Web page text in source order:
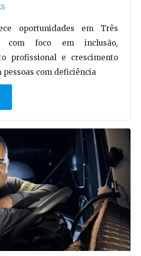
oportunidades em Três
com foco em inclusão,
profissional e crescimento
pessoas com deficiência